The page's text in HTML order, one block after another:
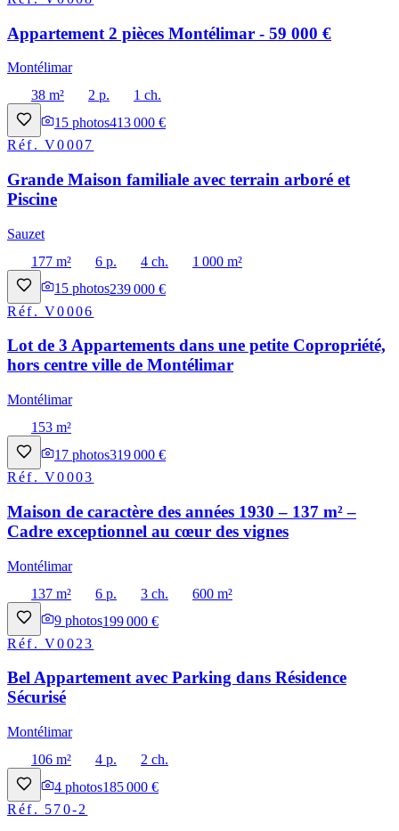
Appartement 2 pièces Montélimar - 59 000 €
Montélimar
38 m²
2 p.
1 ch.
15 photos413 000 €
Réf.V0007
Grande Maison familiale avec terrain arboré et
Piscine
Sauzet
177 m²
6 p. 4 ch.
1 000 m²
15 photos239 000 €
Réf.V0006
Lot de 3 Appartements dans une petite Copropriété,
hors centre ville de Montélimar
Montélimar
153 m²
17 photos319 000 €
Réf.V0003
Maison de caractère des années 1930 – 137 m² –
Cadre exceptionnel au cœur des vignes
Montélimar
137 m²
6 p. 3 ch.
600 m²
9 photos199 000 €
Réf.V0023
Bel Appartement avec Parking dans Résidence
Sécurisé
Montélimar
106 m²
4 p.
2 ch.
4 photos185 000 €
Réf. 570-2